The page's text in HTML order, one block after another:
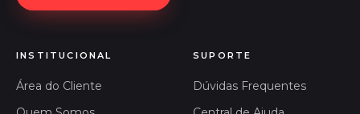
INSTITUCIONAL
Área do Cliente
SUPORTE
Dúvidas Frequentes